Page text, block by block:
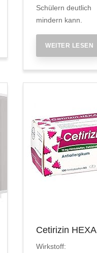
Schülern deutlich
mindern kann.
WEITER LESEN
Cetirizin
Wirkstoff: